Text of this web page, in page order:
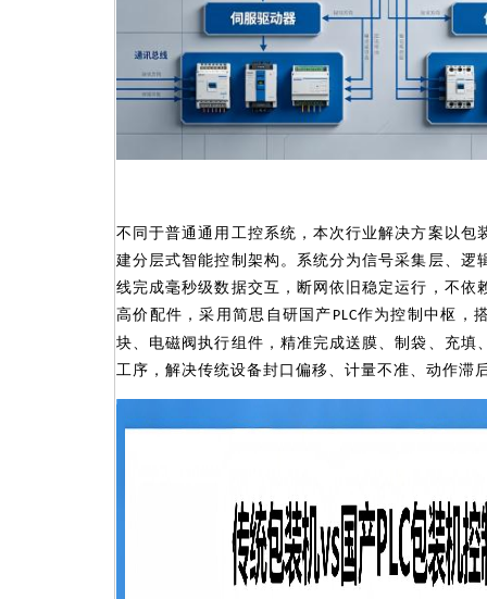
不同于普通通用工控系统，本次行业解决方案以包
建分层式智能控制架构。系统分为信号采集层、逻
线完成毫秒级数据交互，断网依旧稳定运行，不依
高价配件，采用简思自研国产 PLC作为控制中枢，
块、电磁阀执行组件，精准完成送膜、制袋、充填
工序，解决传统设备封口偏移、计量不准、动作滞